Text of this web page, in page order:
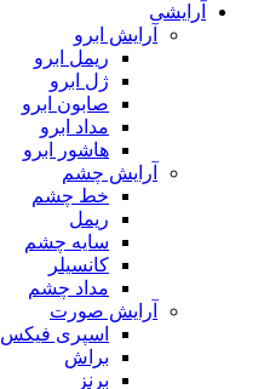
آرایشی
آرایش ابرو
ریمل ابرو
ژل ابرو
صابون ابرو
مداد ابرو
هاشور ابرو
آرایش چشم
خط چشم
ریمل
سایه چشم
کانسیلر
مداد چشم
آرایش صورت
اسپری فیکس
براش
برنز